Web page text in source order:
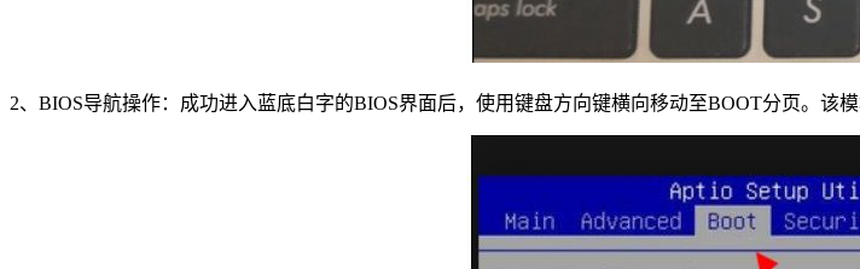
2、BIOS导航操作：成功进入蓝底白字的BIOS界面后，使用键盘方向键横向移动至BOOT分页。该